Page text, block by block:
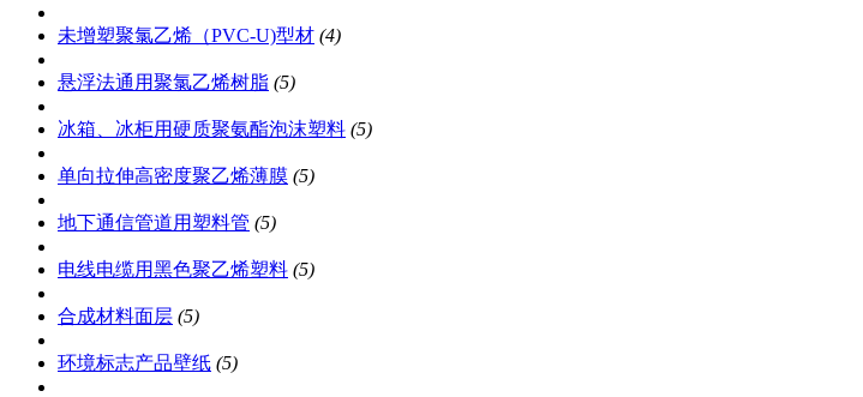
未增塑聚氯乙烯（PVC-U)型材 (4)
悬浮法通用聚氯乙烯树脂 (5)
冰箱、冰柜用硬质聚氨酯泡沫塑料 (5)
单向拉伸高密度聚乙烯薄膜 (5)
地下通信管道用塑料管 (5)
电线电缆用黑色聚乙烯塑料 (5)
合成材料面层 (5)
环境标志产品壁纸 (5)